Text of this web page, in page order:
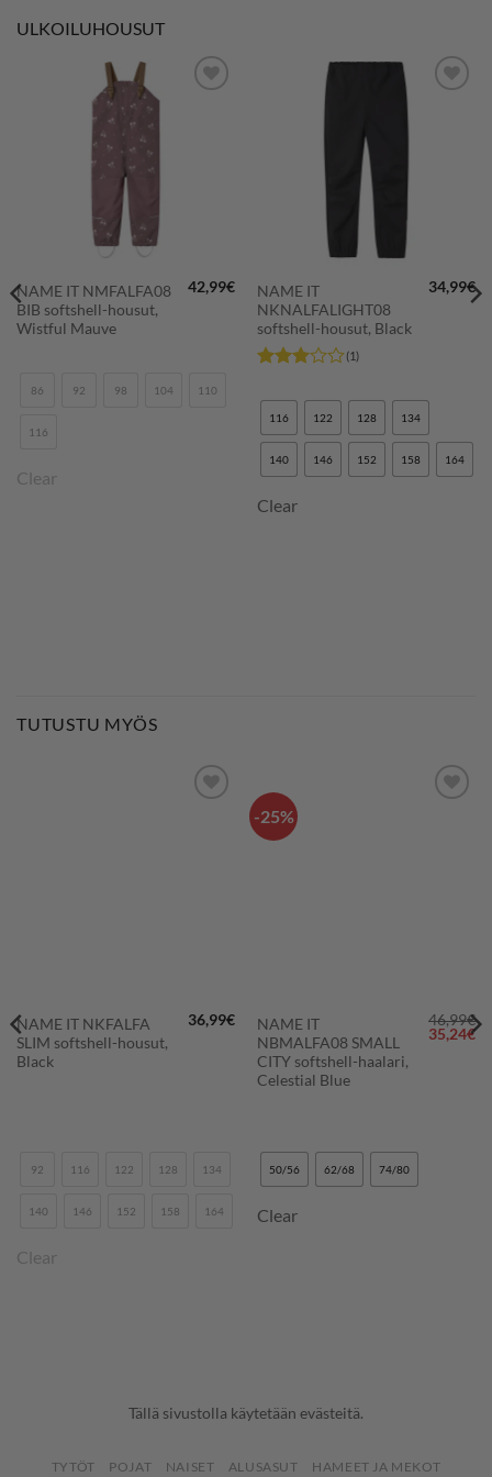
ULKOILUHOUSUT
LISÄÄ
SUOSIKKEIHIN
NAME IT NMFALFA08
BIB softshell-housut,
Wistful Mauve
42,99€
86 92 98 104 110
116
Clear
NAME IT
NKNALFALIGHT08
softshell-housut, Black
tuotteesta:
3/ 5
(1)
34,99€
116 122 128 134
140 146 152 158 164
Clear
TUTUSTU MYÖS
NAME IT NKFALFA
SLIM softshell-housut,
Black
36,99€
92 116 122 128 134
140 146 152 158 164
Clear
-25%
NAME IT
NBMALFA08 SMALL
CITY softshell-haalari,
Celestial Blue
46,99€
hinta
35,24€
50/56 62/68 74/80
Clear
Tällä sivustolla käytetään evästeitä.
TYTÖT POJAT NAISET ALUSASUT
HAMEET JA MEKOT